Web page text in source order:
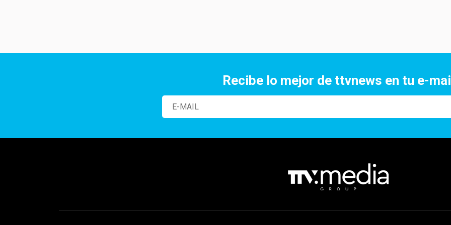
Recibe lo mejor de ttvnews en tu e-